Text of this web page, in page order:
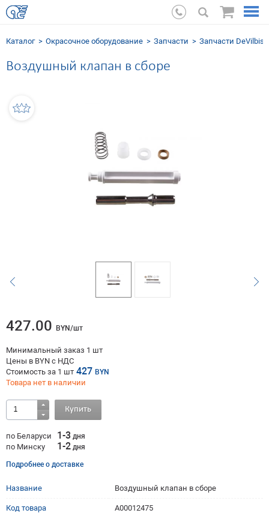
Каталог Окрасочное оборудование Запчасти Запчасти DeVilbiss
Воздушный клапан в сборе
427.00 BYN/шт
Минимальный заказ 1 шт
Цены в BYN с НДС
Стоимость за 1 шт 427 BYN
Товара нет в наличии
Купить
по Беларуси 1-3 дня
по Минску 1-2 дня
Подробнее о доставке
Название Воздушный клапан в сборе
Код товара A00012475